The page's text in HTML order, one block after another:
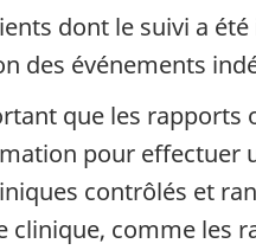
dont le suivi a
des événements
que les rapports
pour effectuer
contrôlés et
comme les